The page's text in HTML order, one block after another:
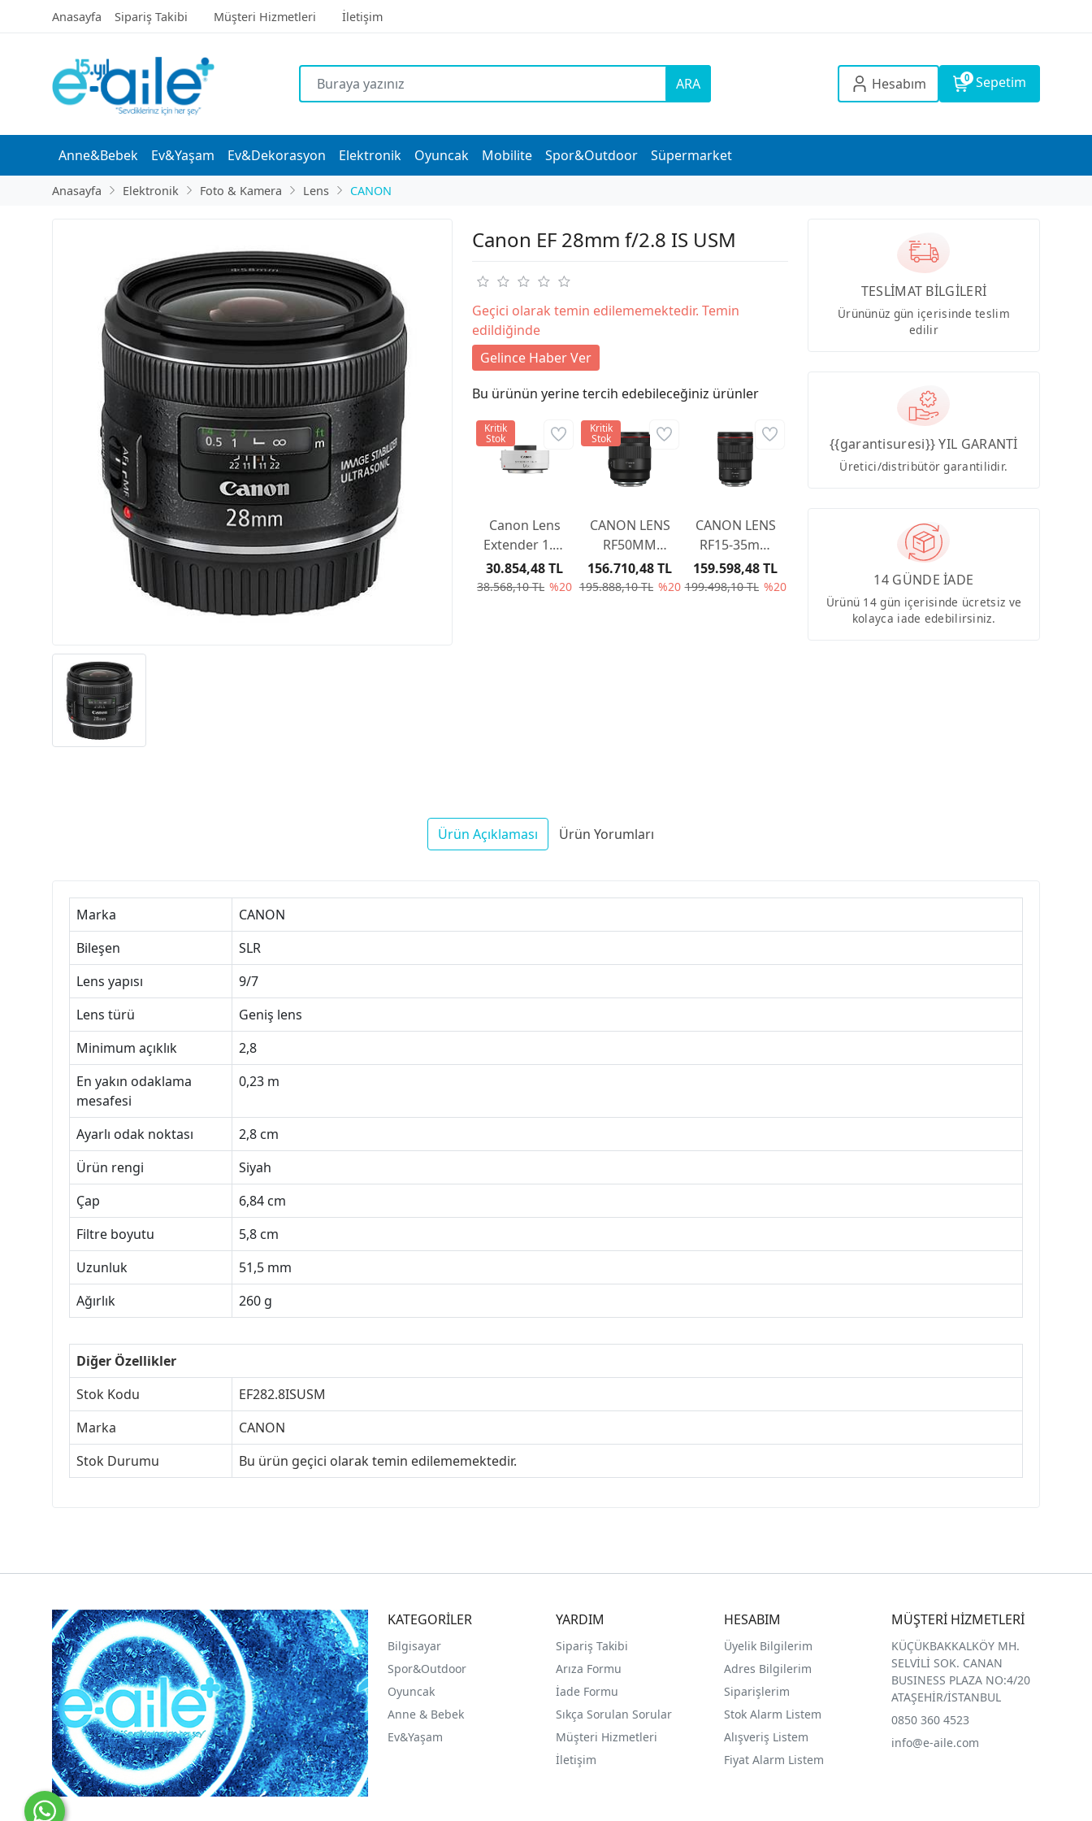
Anasayfa Sipariş Takibi Müşteri Hizmetleri İletişim
ARA Hesabım 0 Sepetim
Anne&Bebek Ev&Yaşam Ev&Dekorasyon Elektronik Oyuncak Mobilite Spor&Outdoor Süpermarket
Anasayfa Elektronik Foto & Kamera Lens CANON
Canon EF 28mm f/2.8 IS USM
Geçici olarak temin edilememektedir. Temin
edildiğinde
Gelince Haber Ver
Bu ürünün yerine tercih edebileceğiniz ürünler
Canon Lens
Extender 1.4x
III
38.568,10 TL %20
30.854,48 TL
Kritik
Stok
CANON LENS
RF50MM
F/1.2 L USM
195.888,10 TL %20
156.710,48 TL
Kritik
Stok
CANON LENS
RF15-35mm
F2.8 L IS USM
199.498,10 TL %20
159.598,48 TL
TESLİMAT BİLGİLERİ
Ürününüz gün içerisinde teslim
edilir
{{garantisuresi}} YIL GARANTİ
Üretici/distribütör garantilidir.
14 GÜNDE İADE
Ürünü 14 gün içerisinde ücretsiz ve
kolayca iade edebilirsiniz.
Ürün Açıklaması Ürün Yorumları
Marka
CANON
Bileşen
SLR
Lens yapısı
9/7
Lens türü
Geniş lens
Minimum açıklık
2,8
En yakın odaklama
mesafesi
0,23 m
Ayarlı odak noktası
2,8 cm
Ürün rengi
Siyah
Çap
6,84 cm
Filtre boyutu
5,8 cm
Uzunluk
51,5 mm
Ağırlık
260 g
Diğer Özellikler
Stok Kodu
EF282.8ISUSM
Marka
CANON
Stok Durumu
Bu ürün geçici olarak temin edilememektedir.
KATEGORİLER
Bilgisayar
Spor&Outdoor
Oyuncak
Anne & Bebek
Ev&Yaşam
YARDIM
Sipariş Takibi
Arıza Formu
İade Formu
Sıkça Sorulan Sorular
Müşteri Hizmetleri
İletişim
HESABIM
Üyelik Bilgilerim
Adres Bilgilerim
Siparişlerim
Stok Alarm Listem
Alışveriş Listem
Fiyat Alarm Listem
MÜŞTERİ HİZMETLERİ
KÜÇÜKBAKKALKÖY MH.
SELVİLİ SOK. CANAN
BUSINESS PLAZA NO:4/20
ATAŞEHİR/İSTANBUL
0850 360 4523
info@e-aile.com